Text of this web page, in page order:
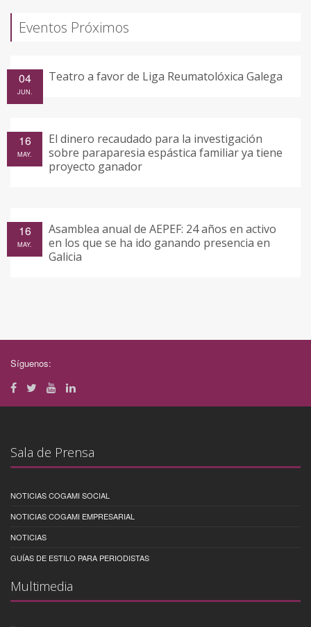
Eventos Próximos
Teatro a favor de Liga Reumatolóxica Galega
04
JUN.
El dinero recaudado para la investigación
sobre paraparesia espástica familiar ya tiene
proyecto ganador
16
MAY.
Asamblea anual de AEPEF: 24 años en activo
en los que se ha ido ganando presencia en
Galicia
16
MAY.
Síguenos:
Sala de Prensa
NOTICIAS COGAMI SOCIAL
NOTICIAS COGAMI EMPRESARIAL
NOTICIAS
GUÍAS DE ESTILO PARA PERIODISTAS
Multimedia